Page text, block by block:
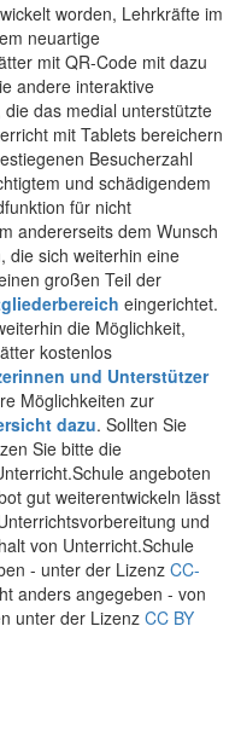
worden, Lehrkräfte im
neuartige
mit QR-Code mit dazu
andere interaktive
das medial unterstützte
mit Tablets bereichern
Besucherzahl
und schädigendem
für nicht
andererseits dem Wunsch
die sich weiterhin eine
großen Teil der
eingerichtet.
die Möglichkeit,
kostenlos
und Unterstützer
Möglichkeiten zur
dazu. Sollten Sie
Sie bitte die
angeboten
gut weiterentwickeln lässt
und
von Unterricht.Schule
- unter der Lizenz CC-
anders angegeben - von
unter der Lizenz CC BY